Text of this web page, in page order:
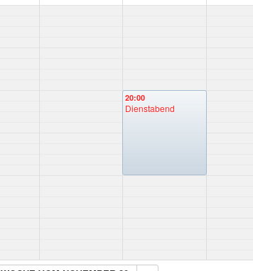
20:00
Dienstabend